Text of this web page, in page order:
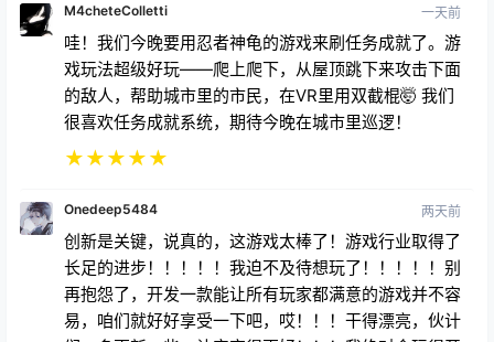
M4cheteColletti 一天前
哇！我们今晚要用忍者神龟的游戏来刷任务成就了。游
戏玩法超级好玩——爬上爬下，从屋顶跳下来攻击下面
的敌人，帮助城市里的市民，在VR里用双截棍🤯 我们
很喜欢任务成就系统，期待今晚在城市里巡逻！
★★★★★
Onedeep5484 两天前
创新是关键，说真的，这游戏太棒了！游戏行业取得了
长足的进步！！！！！我迫不及待想玩了！！！！！别
再抱怨了，开发一款能让所有玩家都满意的游戏并不容
易，咱们就好好享受一下吧，哎！！！干得漂亮，伙计